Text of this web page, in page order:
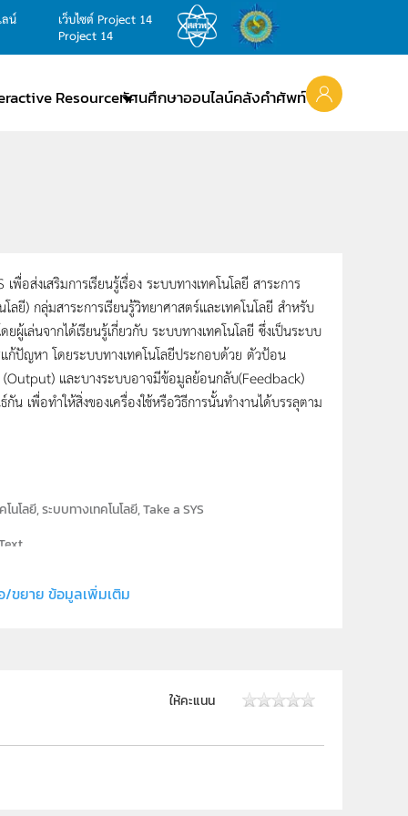
ลน์
เว็บไซต์ Project 14
Project 14
Resourceทัศนศึกษาออนไลน์คลังคำศัพท์
พื่อส่งเสริมการเรียนรู้เรื่อง ระบบทางเทคโนโลยี สาระการ
ลยี) กลุ่มสาระการเรียนรู้วิทยาศาสตร์และเทคโนโลยี สำหรับ
เล่นจากได้เรียนรู้เกี่ยวกับ ระบบทางเทคโนโลยี ซึ่งเป็นระบบ
แก้ปัญหา โดยระบบทางเทคโนโลยีประกอบด้วย ตัวป้อน
และบางระบบอาจมีข้อมูลย้อนกลับ(Feedback)
เพื่อทำให้สิ่งของเครื่องใช้หรือวิธีการนั้นทำงานได้บรรลุตาม
โลยี, ระบบทางเทคโนโลยี, Take a SYS
/ขยาย ข้อมูลเพิ่มเติม
ให้คะแนน